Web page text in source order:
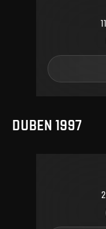
11
DUBEN 1997